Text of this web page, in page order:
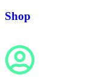
Shop